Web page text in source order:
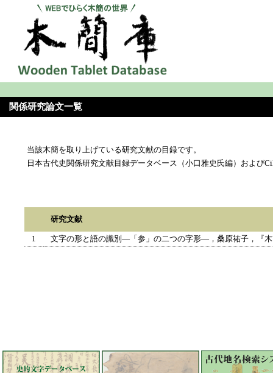
関係研究論文一覧
当該木簡を取り上げている研究文献の目録です。
日本古代史関係研究文献目録データベース（小口雅史氏編）およ
研究文献
1 文字の形と語の識別―「参」の二つの字形―，桑原祐子，『